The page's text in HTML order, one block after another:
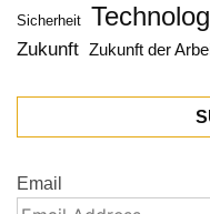
Sicherheit
Zukunft Zukunft der
Email